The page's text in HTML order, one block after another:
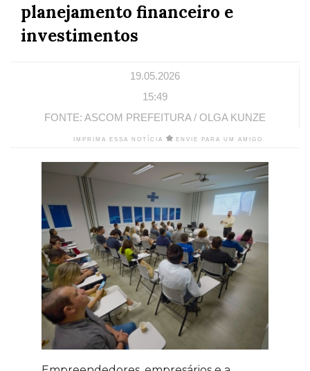
planejamento financeiro e
investimentos
19.05.2026
15:49
FONTE: ASCOM PREFEITURA / OLGA KUNZE
IMPRIMA ESSA NOTÍCIA ENVIE PARA UM AMIGO